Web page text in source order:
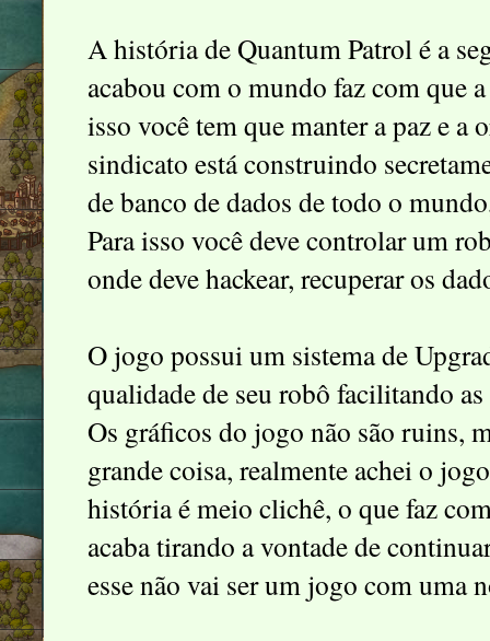
A história de Quantum Patrol é a
acabou com o mundo faz com que
isso você tem que manter a paz e
sindicato está construindo
de banco de dados de todo o
Para isso você deve controlar um
onde deve hackear, recuperar os
O jogo possui um sistema de
qualidade de seu robô facilitando
Os gráficos do jogo não são ruins,
grande coisa, realmente achei o
história é meio clichê, o que faz
acaba tirando a vontade de
esse não vai ser um jogo com uma